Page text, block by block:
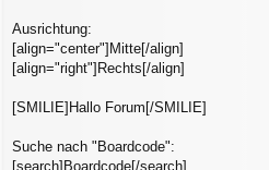
Ausrichtung:
[align="center"]Mitte[/align]
[align="right"]Rechts[/align]
[SMILIE]Hallo Forum[/SMILIE]
Suche nach "Boardcode":
[search]Boardcode[/search]